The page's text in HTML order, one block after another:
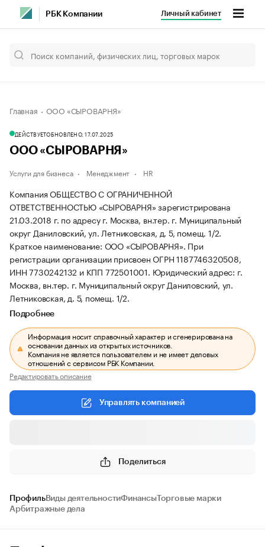
РБК Компании Личный кабинет
Главная ООО «СЫРОВАРНЯ»
ДЕЙСТВУЕТОБНОВЛЕНО, 17.07.2025
ООО «СЫРОВАРНЯ»
Услуги для бизнеса Менеджмент HR
Компания ОБЩЕСТВО С ОГРАНИЧЕННОЙ
ОТВЕТСТВЕННОСТЬЮ «СЫРОВАРНЯ» зарегистрирована
21.03.2018 г. по адресу г. Москва, вн.тер. г. Муниципальный
округ Даниловский, ул. Летниковская, д. 5, помещ. 1/2.
Краткое наименование: ООО «СЫРОВАРНЯ». При
регистрации организации присвоен ОГРН 1187746320508,
ИНН 7730242132 и КПП 772501001. Юридический адрес: г.
Москва, вн.тер. г. Муниципальный округ Даниловский, ул.
Летниковская, д. 5, помещ. 1/2.
Подробнее
Информация носит справочный характер и сгенерирована на
основании данных из открытых источников.
Компания не является пользователем и не имеет деловых
отношений с сервисом РБК Компании.
Редактировать описание
Управлять компанией
Поделиться
ПрофильВиды деятельностиФинансыТорговые марки
Арбитражные дела